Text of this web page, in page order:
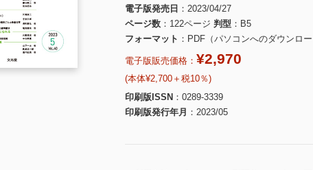
電子版発売日
2023/04/27
ページ数
122ページ 判型
B5
フォーマット
PDF（パソコンへのダウンロー
電子版販売価格： ¥2,970
(本体¥2,700＋税10％)
印刷版ISSN
0289-3339
印刷版発行年月
2023/05